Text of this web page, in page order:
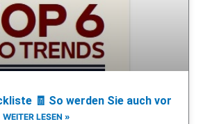
🧾 So werden Sie auch vor
WEITER LESEN »